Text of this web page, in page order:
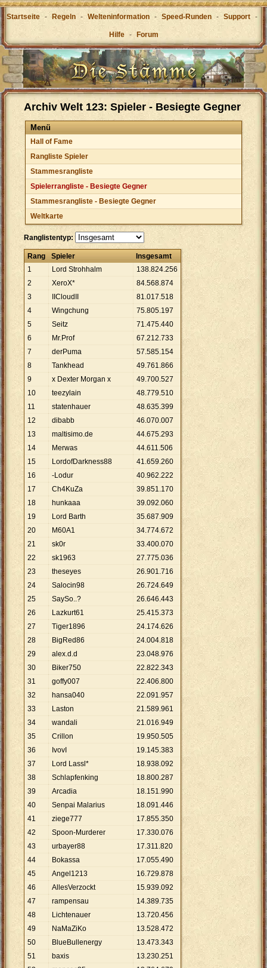
Startseite - Regeln - Welteninformation - Speed-Runden - Support -
Hilfe - Forum
Archiv Welt 123: Spieler - Besiegte Gegner
Menü
Hall of Fame
Rangliste Spieler
Stammesrangliste
Spielerrangliste - Besiegte Gegner
Stammesrangliste - Besiegte Gegner
Weltkarte
Ranglistentyp:
Rang Spieler
Insgesamt
1
Lord Strohhalm 138.824.256
2
XeroX* 84.568.874
3
IICloudII 81.017.518
4
Wingchung 75.805.197
5
Seitz 71.475.440
6
Mr.Prof 67.212.733
7
derPuma 57.585.154
8
Tankhead 49.761.866
9
x Dexter Morgan x 49.700.527
10
teezylain 48.779.510
11
statenhauer 48.635.399
12
dibabb 46.070.007
13
maltisimo.de 44.675.293
14
Merwas 44.611.506
15
LordofDarkness88 41.659.260
16
-Lodur 40.962.222
17
Ch4KuZa 39.851.170
18
hunkaaa 39.092.060
19
Lord Barth 35.687.909
20
M60A1 34.774.672
21
sk0r 33.400.070
22
sk1963 27.775.036
23
theseyes 26.901.716
24
Salocin98 26.724.649
25
SaySo..? 26.646.443
26
Lazkurt61 25.415.373
27
Tiger1896 24.174.626
28
BigRed86 24.004.818
29
alex.d.d 23.048.976
30
Biker750 22.822.343
31
goffy007 22.406.800
32
hansa040 22.091.957
33
Laston 21.589.961
34
wandali 21.016.949
35
Crillon 19.950.505
36
IvovI 19.145.383
37
Lord Lassl* 18.938.092
38
Schlapfenking 18.800.287
39
Arcadia 18.151.990
40
Senpai Malarius 18.091.446
41
ziege777 17.855.350
42
Spoon-Murderer 17.330.076
43
urbayer88 17.311.820
44
Bokassa 17.055.490
45
Angel1213 16.729.878
46
AllesVerzockt 15.939.092
47
rampensau 14.389.735
48
Lichtenauer 13.720.456
49
NaMaZiKo 13.528.472
50
BlueBullenergy 13.473.343
51
baxis 13.230.251